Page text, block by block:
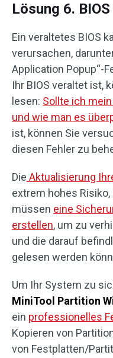
Lösung 6.
Ein veraltetes BIOS
verursachen,
Application Popup“-
Ihr BIOS veraltet ist,
lesen: Sollte ich
und wie man es
ist, können Sie
diesen Fehler zu
Die Aktualisierung
extrem hohes
müssen eine
erstellen, um zu
und die darauf
gelesen werden
Um Ihr System zu
MiniTool Partition
ein professionelles
Kopieren von
von Festplatten/